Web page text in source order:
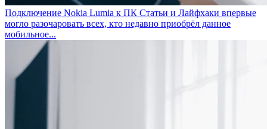
Подключение Nokia Lumia к ПК Статьи и Лайфхаки впервые
могло разочаровать всех, кто недавно приобрёл данное
мобильное...